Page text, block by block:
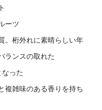
ーツ
。桁外れに素晴らしい年
ランスの取れた
った
複雑味のある香りを持ち